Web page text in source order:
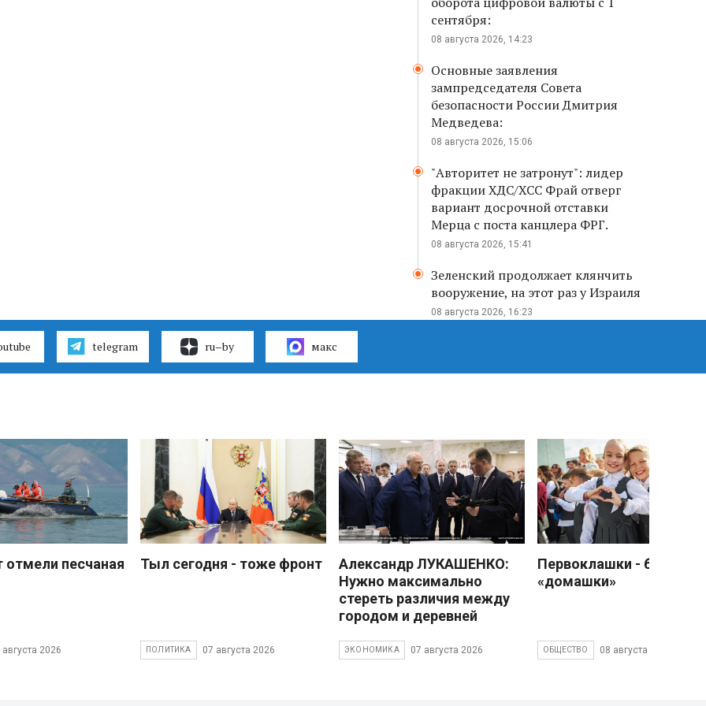
сентября:
08 августа 2026, 14:23
Основные заявления
зампредседателя Совета
безопасности России Дмитрия
Медведева:
08 августа 2026, 15:06
"Авторитет не затронут": лидер
фракции ХДС/ХСС Фрай отверг
вариант досрочной отставки
Мерца с поста канцлера ФРГ.
08 августа 2026, 15:41
Зеленский продолжает клянчить
вооружение, на этот раз у Израиля
08 августа 2026, 16:23
telegram ru–by макс
песчаная
августа 2026
Тыл сегодня - тоже фронт
ПОЛИТИКА 07 августа 2026
Александр ЛУКАШЕНКО:
Нужно максимально
стереть различия между
городом и деревней
ЭКОНОМИКА 07 августа 2026
Первоклашки - без
«домашки»
ОБЩЕСТВО 08 августа 2026